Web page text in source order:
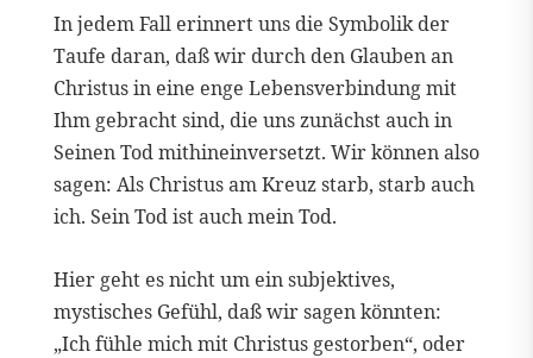
In jedem Fall erinnert uns die Symbolik der
Taufe daran, daß wir durch den Glauben an
Christus in eine enge Lebensverbindung mit
Ihm gebracht sind, die uns zunächst auch in
Seinen Tod mithineinversetzt. Wir können also
sagen: Als Christus am Kreuz starb, starb auch
ich. Sein Tod ist auch mein Tod.
Hier geht es nicht um ein subjektives,
mystisches Gefühl, daß wir sagen könnten:
„Ich fühle mich mit Christus gestorben“, oder